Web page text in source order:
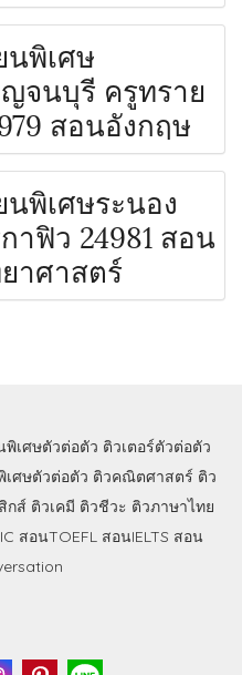
นพิเศษ
จนบุรี ครูทราย
สอนอังกฤษ
นพิเศษระนอง
าฟิว 24981 สอน
าศาสตร์
พิเศษตัวต่อตัว ติวเตอร์ตัวต่อตัว
เศษตัวต่อตัว ติวคณิตศาสตร์ ติว
กส์ ติวเคมี ติวชีวะ ติวภาษาไทย
สอนTOEFL สอนIELTS สอน